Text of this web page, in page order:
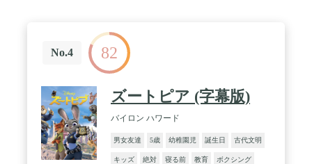
No.4 82
ズートピア (字幕版)
バイロン ハワード
男女友達 5歳 幼稚園児 誕生日 古代文明
キッズ 絶対 寝る前 教育 ボクシング